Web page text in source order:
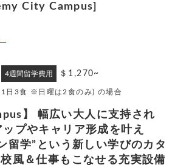
City Campus]
4週間留学費用 ＄1,270~
日3食 ※日曜は2食のみ) の場合
】 幅広い大人に支持され
プやキャリア形成を叶え
留学”という新しい学びのカタ
風＆仕事もこなせる充実設備